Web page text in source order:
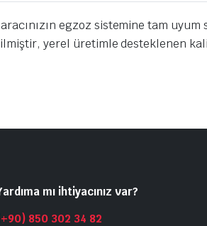
egzoz sistemine tam
yerel üretimle desteklenen
mı ihtiyacınız var?
850 302 34 82